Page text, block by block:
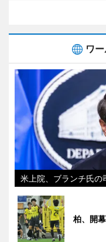
ワ
米上院、ブランチ氏の
柏、開